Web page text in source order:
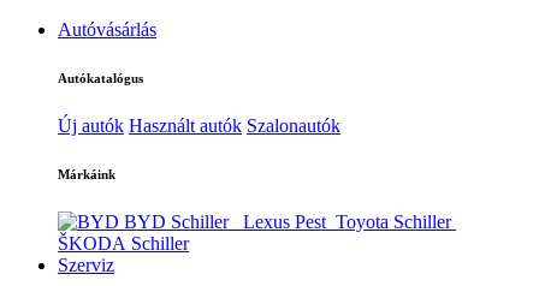
Autóvásárlás
Autókatalógus
Új autók Használt autók Szalonautók
Márkáink
BYD Schiller Lexus Pest Toyota Schiller
ŠKODA Schiller
Szerviz